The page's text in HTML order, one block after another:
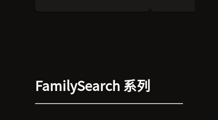
FamilySearch 系列